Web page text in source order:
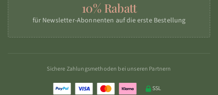
10% Rabatt
für Newsletter-Abonnenten auf die erste Bestellung
Sichere Zahlungsmethoden bei unseren Partnern
SSL